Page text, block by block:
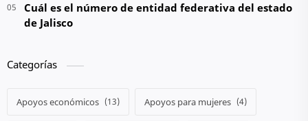
Cuál es el número de entidad federativa del estado
de Jalisco
Categorías
Apoyos económicos Apoyos para mujeres